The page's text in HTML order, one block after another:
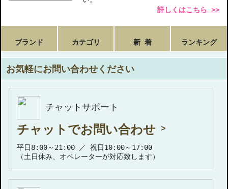
詳しくはこちら >>
ブランド カテゴリ 新 着 ランキング
お気軽にお問い合わせください
チャットサポート
チャットでお問い合わせ
平日8:00～21:00 ／ 祝日10:00～17:00
（土日休み、オペレーターが対応致します）